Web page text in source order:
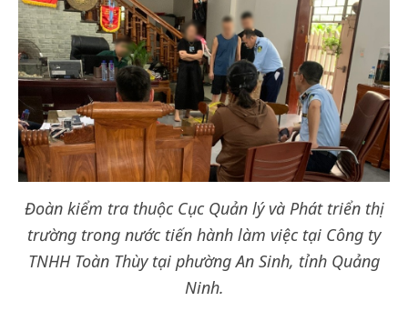
Đoàn kiểm tra thuộc Cục Quản lý và Phát triển thị
trường trong nước tiến hành làm việc tại Công ty
TNHH Toàn Thùy tại phường An Sinh, tỉnh Quảng
Ninh.